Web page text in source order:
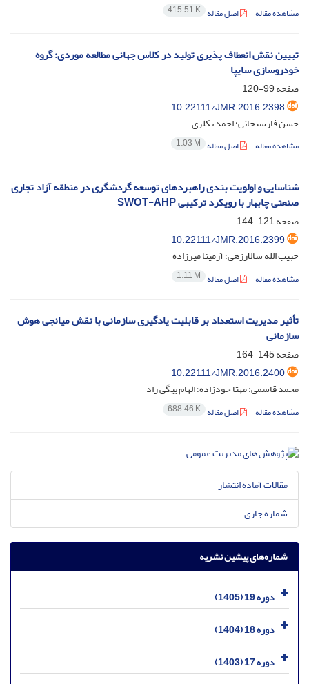
مشاهده مقاله اصل مقاله 415.51 K
تبیین نقش انعطاف پذیری تولید در کلاس جهانی مطالعه موردی: گروه
خودروسازی سایپا
صفحه99-120
10.22111/JMR.2016.2398
حسن فارسیجانی؛ احمد بکلری
مشاهده مقاله اصل مقاله 1.03 M
شناسایی و اولویت بندی راهبردهای توسعه گردشگری در منطقه آزاد تجاری
صنعتی چابهار با رویکرد ترکیبی SWOT-AHP
صفحه121-144
10.22111/JMR.2016.2399
حبیب الله سالارزهی؛ آرمینا میرزاده
مشاهده مقاله اصل مقاله 1.11 M
تأثیر مدیریت استعداد بر قابلیت یادگیری سازمانی با نقش میانجی هوش
سازمانی
صفحه145-164
10.22111/JMR.2016.2400
محمد قاسمی؛ مهتا جودزاده؛ الهام بیگی راد
مشاهده مقاله اصل مقاله 688.46 K
مقالات آماده انتشار
شماره جاری
شماره‌های پیشین نشریه
دوره 19 (1405)
دوره 18 (1404)
دوره 17 (1403)